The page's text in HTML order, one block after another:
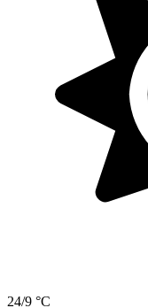
24/9 °C